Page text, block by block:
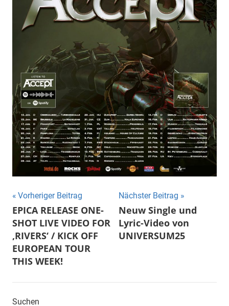
Beitragsnavigation
Vorheriger Beitrag
EPICA RELEASE ONE-
SHOT LIVE VIDEO FOR
‚RIVERS‘ / KICK OFF
EUROPEAN TOUR
THIS WEEK!
Nächster Beitrag
Neuw Single und
Lyric-Video von
UNIVERSUM25
Suchen